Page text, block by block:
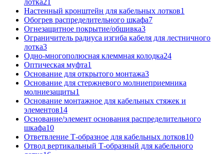
Настенный кронштейн для кабельных лотков1
Обогрев распределительного шкафа7
Огнезащитное покрытие/обшивка3
Ограничитель радиуса изгиба кабеля для лестничного
лотка3
Одно-многополюсная клеммная колодка24
Оптическая муфта1
Основание для открытого монтажа3
Основание для стержневого молниеприемника
молниезащиты1
Основание монтажное для кабельных стяжек и
элементов14
Основание/элемент основания распределительного
шкафа10
Ответвление Т-образное для кабельных лотков10
Отвод вертикальный Т-образный для кабельного